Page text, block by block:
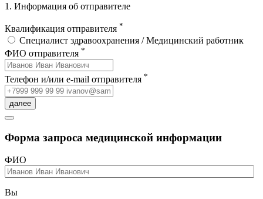
1. Информация об отправителе
Квалификация отправителя *
Специалист здравоохранения / Медицинский работник
ФИО отправителя *
Телефон и/или e-mail отправителя *
далее
Форма запроса медицинской информации
ФИО
Вы